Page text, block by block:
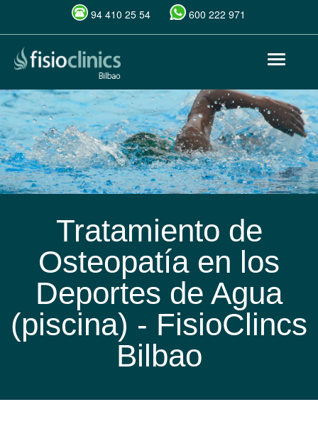
Pasar
contenido
principal
94 410 25 54 600 222 971
Toggle
Tratamiento de
Osteopatía en los
Deportes de Agua
(piscina) - FisioClincs
Bilbao